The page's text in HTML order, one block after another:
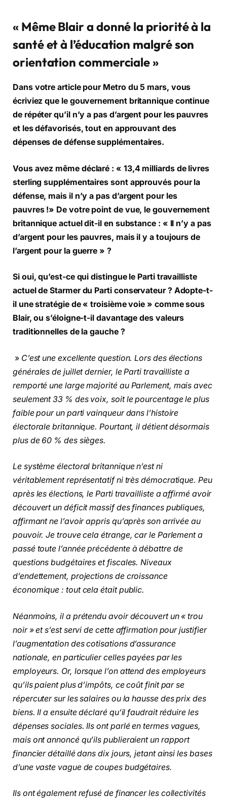
« Même Blair a donné la priorité à la
santé et à l’éducation malgré son
orientation commerciale »
Dans votre article pour Metro du 5 mars, vous
écriviez que le gouvernement britannique continue
de répéter qu’il n’y a pas d’argent pour les pauvres
et les défavorisés, tout en approuvant des
dépenses de défense supplémentaires.
Vous avez même déclaré : « 13,4 milliards de livres
sterling supplémentaires sont approuvés pour la
défense, mais il n’y a pas d’argent pour les
pauvres !» De votre point de vue, le gouvernement
britannique actuel dit-il en substance : « Il n’y a pas
d’argent pour les pauvres, mais il y a toujours de
l’argent pour la guerre » ?
Si oui, qu’est-ce qui distingue le Parti travailliste
actuel de Starmer du Parti conservateur ? Adopte-t-
il une stratégie de « troisième voie » comme sous
Blair, ou s’éloigne-t-il davantage des valeurs
traditionnelles de la gauche ?
» C’est une excellente question. Lors des élections
générales de juillet dernier, le Parti travailliste a
remporté une large majorité au Parlement, mais avec
seulement 33 % des voix, soit le pourcentage le plus
faible pour un parti vainqueur dans l’histoire
électorale britannique. Pourtant, il détient désormais
plus de 60 % des sièges.
Le système électoral britannique n’est ni
véritablement représentatif ni très démocratique. Peu
après les élections, le Parti travailliste a affirmé avoir
découvert un déficit massif des finances publiques,
affirmant ne l’avoir appris qu’après son arrivée au
pouvoir. Je trouve cela étrange, car le Parlement a
passé toute l’année précédente à débattre de
questions budgétaires et fiscales. Niveaux
d’endettement, projections de croissance
économique : tout cela était public.
Néanmoins, il a prétendu avoir découvert un « trou
noir » et s’est servi de cette affirmation pour justifier
l’augmentation des cotisations d’assurance
nationale, en particulier celles payées par les
employeurs. Or, lorsque l’on attend des employeurs
qu’ils paient plus d’impôts, ce coût finit par se
répercuter sur les salaires ou la hausse des prix des
biens. Il a ensuite déclaré qu’il faudrait réduire les
dépenses sociales. Ils ont parlé en termes vagues,
mais ont annoncé qu’ils publieraient un rapport
financier détaillé dans dix jours, jetant ainsi les bases
d’une vaste vague de coupes budgétaires.
Ils ont également refusé de financer les collectivités